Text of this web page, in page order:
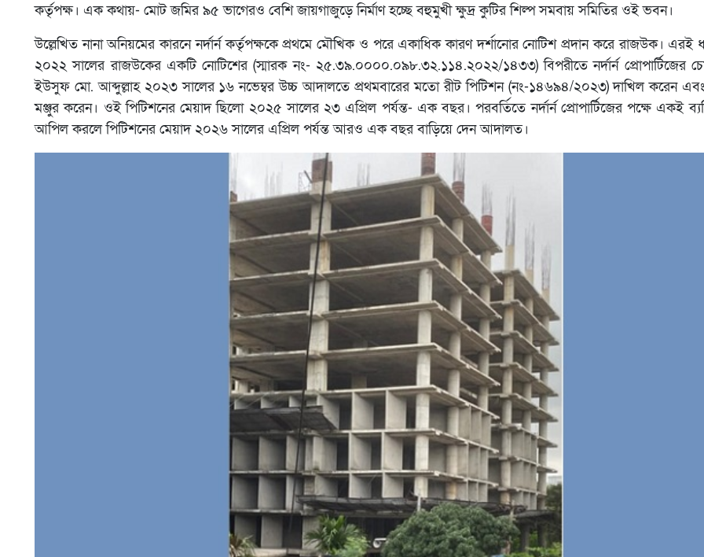
কর্তৃপক্ষ। এক কথায়- মোট জমির ৯৫ ভাগেরও বেশি জায়গাজুড়ে নির্মাণ হচ্ছে বহুমুখী ক্ষুদ্র কুটির শিল্প সমবায় সমিতির ওই ভবন।
উল্লেখিত নানা অনিয়মের কারনে নর্দার্ন কর্তৃপক্ষকে প্রথমে মৌখিক ও পরে একাধিক কারণ দর্শানোর নোটিশ প্রদান করে রাজউক। এরই
২০২২ সালের রাজউকের একটি নোটিশের (স্মারক নং- ২৫.৩৯.০০০০.০৯৮.৩২.১১৪.২০২২/১৪৩৩) বিপরীতে নর্দার্ন প্রোপার্টিজের
ইউসুফ মো. আব্দুল্লাহ ২০২৩ সালের ১৬ নভেম্বর উচ্চ আদালতে প্রথমবারের মতো রীট পিটিশন (নং-১৪৬৯৪/২০২৩) দাখিল করেন
মঞ্জুর করেন। ওই পিটিশনের মেয়াদ ছিলো ২০২৫ সালের ২৩ এপ্রিল পর্যন্ত- এক বছর। পরবর্তিতে নর্দার্ন প্রোপার্টিজের পক্ষে একই
আপিল করলে পিটিশনের মেয়াদ ২০২৬ সালের এপ্রিল পর্যন্ত আরও এক বছর বাড়িয়ে দেন আদালত।